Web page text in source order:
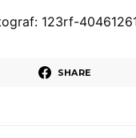
123rf-
SHARE